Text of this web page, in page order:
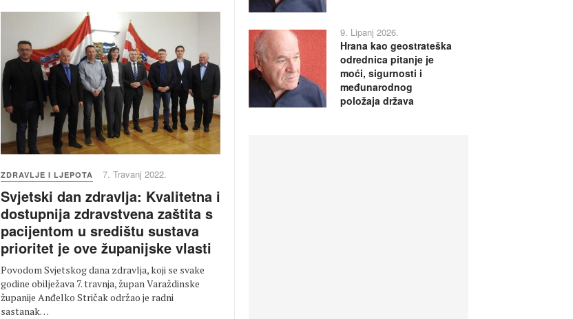
ZDRAVLJE I LJEPOTA 7. Travanj 2022.
Svjetski dan zdravlja: Kvalitetna i
dostupnija zdravstvena zaštita s
pacijentom u središtu sustava
prioritet je ove županijske vlasti
Povodom Svjetskog dana zdravlja, koji se svake
godine obilježava 7. travnja, župan Varaždinske
županije Anđelko Stričak održao je radni
sastanak…
9. Lipanj 2026.
Hrana kao geostrateška
odrednica pitanje je
moći, sigurnosti i
međunarodnog
položaja država